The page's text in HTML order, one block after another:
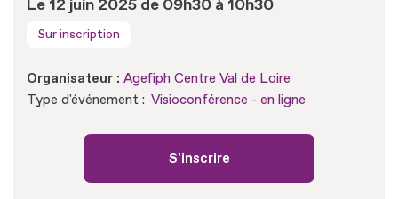
Le 12 juin 2025 de 09h30 à 10h30
Sur inscription
Organisateur : Agefiph Centre Val de Loire
Type d'événement : Visioconférence - en ligne
S'inscrire